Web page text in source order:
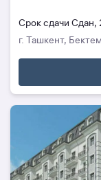
Cрок сдачи Сдан,
г. Ташкент,